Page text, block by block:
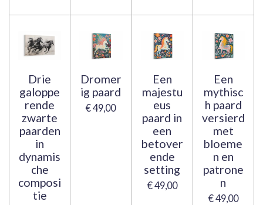
Drie
galoppe
rende
zwarte
paarden
in
dynamis
che
composi
tie
Dromer
ig paard
€ 49,00
Een
majestu
eus
paard in
een
betover
ende
setting
€ 49,00
Een
mythisc
h paard
versierd
met
bloeme
n en
patrone
n
€ 49,00